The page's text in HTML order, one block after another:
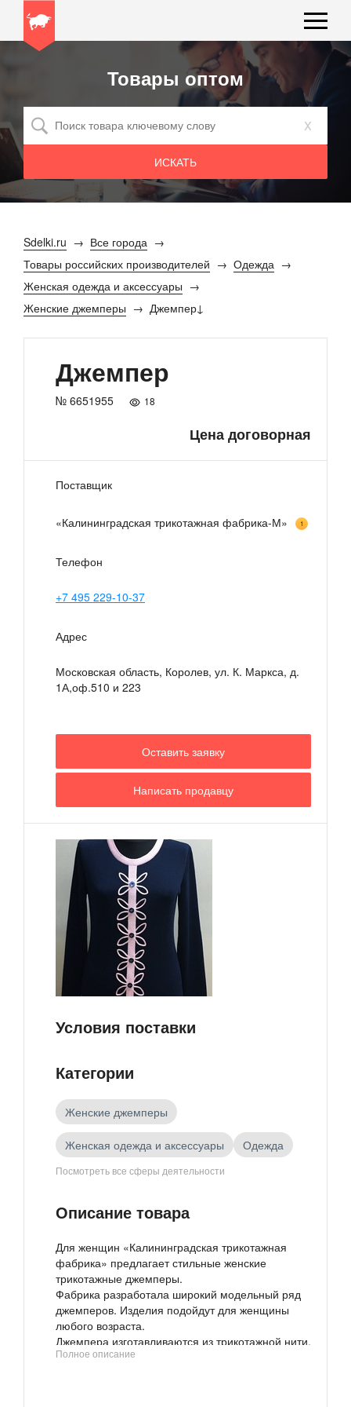
Товары оптом
x
Sdelki.ru
Все города
Товары российских производителей
Одежда
Женская одежда и аксессуары
Женские джемперы
Джемпер
Джемпер
№ 6651955 18
Цена договорная
Поставщик
«Калининградская трикотажная фабрика-М» 1
Телефон
+7 495 229-10-37
Адрес
Московская область, Королев, ул. К. Маркса, д.
1А,оф.510 и 223
Оставить заявку
Написать продавцу
Условия поставки
Категории
Женские джемперы
Женская одежда и аксессуары Одежда
Товары российских производителей
Посмотреть все сферы деятельности
Описание товара
Для женщин «Калининградская трикотажная
фабрика» предлагает стильные женские
трикотажные джемперы.
Фабрика разработала широкий модельный ряд
джемперов. Изделия подойдут для женщины
любого возраста.
Джемпера изготавливаются из трикотажной нити,
содержание которой акрил- 30%, вискоза - 10%,
Полное описание